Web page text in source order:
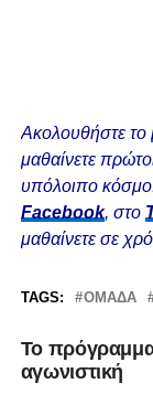
Ακολουθήστε το
μαθαίνετε
υπόλοιπο
Facebook, στο
μαθαίνετε σε
TAGS: ΟΜΆΔΑ
Το
αγωνιστική